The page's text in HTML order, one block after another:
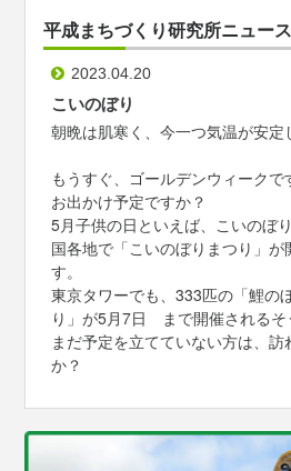
平成まちづくり研究所ニュース
2023.04.20
こいのぼり
朝晩は肌寒く、今一つ気温が安定
もうすぐ、ゴールデンウィーク
お出かけ予定ですか？
5月子供の日といえば、こいのぼ
国各地で「こいのぼりまつり」
す。
東京タワーでも、333匹の「鯉の
り」が5月7日 まで開催されるそ
まだ予定を立てていない方は、
か？
2023.02.03
節分